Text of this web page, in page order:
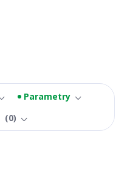
Parametry
0